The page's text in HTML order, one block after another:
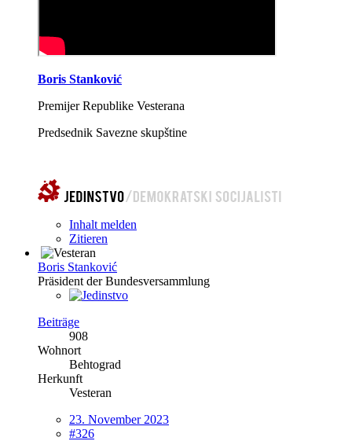
Boris Stanković
Premijer Republike Vesterana
Predsednik Savezne skupštine
Inhalt melden
Zitieren
Boris Stanković
Präsident der Bundesversammlung
Beiträge
908
Wohnort
Behtograd
Herkunft
Vesteran
23. November 2023
#326